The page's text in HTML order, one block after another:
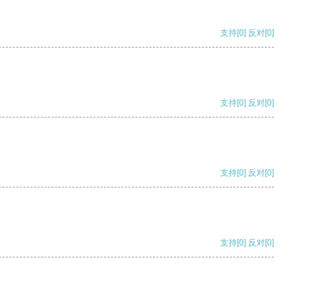
支持[0] 反对[0]
支持[0] 反对[0]
支持[0] 反对[0]
支持[0] 反对[0]